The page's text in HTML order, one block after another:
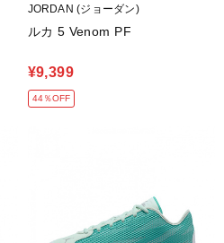
JORDAN (ジョーダン)
ルカ 5 Venom PF
¥9,399
44％OFF